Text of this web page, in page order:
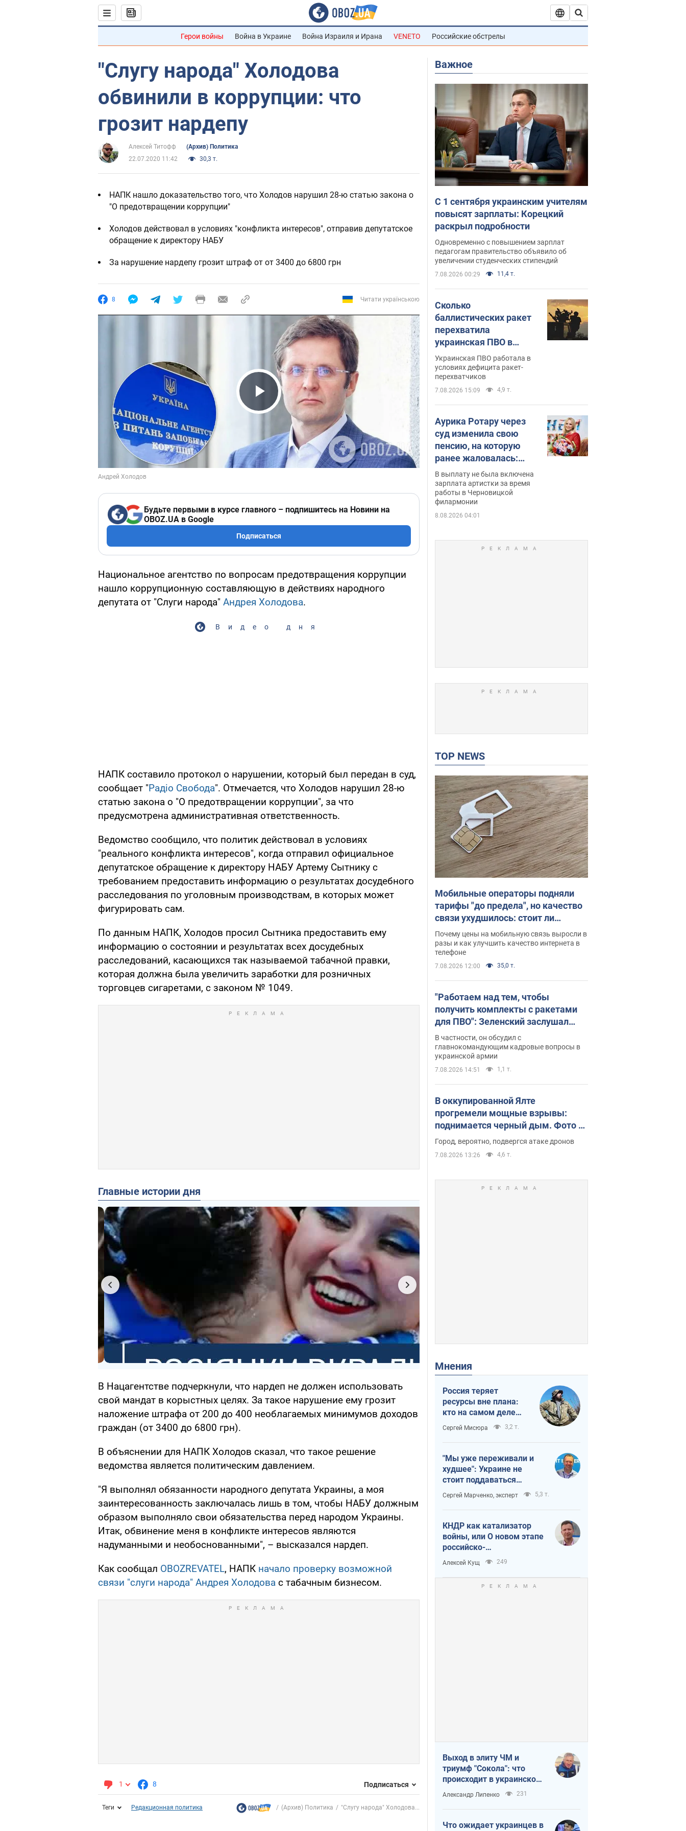
Герои войны Война в Украине Война Израиля и Ирана VENETO Российские обстрелы
"Слугу народа" Холодова
обвинили в коррупции: что
грозит нардепу
Алексей Титофф
(Архив) Политика
22.07.2020 11:42
30,3 т.
НАПК нашло доказательство того, что Холодов нарушил 28-ю статью закона о
"О предотвращении коррупции"
Холодов действовал в условиях "конфликта интересов", отправив депутатское
обращение к директору НАБУ
За нарушение нардепу грозит штраф от от 3400 до 6800 грн
8 Читати українською
Play Video
Будьте первыми в курсе главного – подпишитесь на Новини на
OBOZ.UA в Google
Подписаться
Национальное агентство по вопросам предотвращения коррупции
нашло коррупционную составляющую в действиях народного
депутата от "Слуги народа" Андрея Холодова.
Видео дня
НАПК составило протокол о нарушении, который был передан в суд,
сообщает "Радіо Свобода". Отмечается, что Холодов нарушил 28-ю
статью закона о "О предотвращении коррупции", за что
предусмотрена административная ответственность.
Ведомство сообщило, что политик действовал в условиях
"реального конфликта интересов", когда отправил официальное
депутатское обращение к директору НАБУ Артему Сытнику с
требованием предоставить информацию о результатах досудебного
расследования по уголовным производствам, в которых может
фигурировать сам.
По данным НАПК, Холодов просил Сытника предоставить ему
информацию о состоянии и результатах всех досудебных
расследований, касающихся так называемой табачной правки,
которая должна была увеличить заработки для розничных
торговцев сигаретами, с законом № 1049.
Главные истории дня
В Нацагентстве подчеркнули, что нардеп не должен использовать
свой мандат в корыстных целях. За такое нарушение ему грозит
наложение штрафа от 200 до 400 необлагаемых минимумов доходов
граждан (от 3400 до 6800 грн).
В объяснении для НАПК Холодов сказал, что такое решение
ведомства является политическим давлением.
"Я выполнял обязанности народного депутата Украины, а моя
заинтересованность заключалась лишь в том, чтобы НАБУ должным
образом выполняло свои обязательства перед народом Украины.
Итак, обвинение меня в конфликте интересов являются
надуманными и необоснованными", – высказался нардеп.
Как сообщал OBOZREVATEL, НАПК начало проверку возможной
связи "слуги народа" Андрея Холодова с табачным бизнесом.
1 8 Подписаться
Теги Редакционная политика (Архив) Политика "Слугу народа" Холодова...
Важное
С 1 сентября украинским учителям
повысят зарплаты: Корецкий
раскрыл подробности
Одновременно с повышением зарплат
педагогам правительство объявило об
увеличении студенческих стипендий
7.08.2026 00:29 11,4 т.
Сколько
баллистических ракет
перехватила
украинская ПВО в
июле: в Минобороны
назвали цифру
Украинская ПВО работала в
условиях дефицита ракет-
перехватчиков
7.08.2026 15:09 4,9 т.
Аурика Ротару через
суд изменила свою
пенсию, на которую
ранее жаловалась:
сколько получала
певица
В выплату не была включена
зарплата артистки за время
работы в Черновицкой
филармонии
8.08.2026 04:01
TOP NEWS
Мобильные операторы подняли
тарифы "до предела", но качество
связи ухудшилось: стоит ли
жаловаться на цены
Почему цены на мобильную связь выросли в
разы и как улучшить качество интернета в
телефоне
7.08.2026 12:00 35,0 т.
"Работаем над тем, чтобы
получить комплекты с ракетами
для ПВО": Зеленский заслушал
доклад Драпатого и объявил о
новых мерах
В частности, он обсудил с
главнокомандующим кадровые вопросы в
украинской армии
7.08.2026 14:51 1,1 т.
В оккупированной Ялте
прогремели мощные взрывы:
поднимается черный дым. Фото и
видео
Город, вероятно, подвергся атаке дронов
7.08.2026 13:26 4,6 т.
Мнения
Россия теряет
ресурсы вне плана:
кто на самом деле
диктует темп войны
Сергей Мисюра 3,2 т.
"Мы уже переживали и
худшее": Украине не
стоит поддаваться
отчаянию из-за
ракетного террора
Сергей Марченко, эксперт 5,3 т.
КНДР как катализатор
войны, или О новом этапе
российско-
северокорейского союза
Алексей Кущ 249
Выход в элиту ЧМ и
триумф "Сокола": что
происходит в украинском
хоккее
Александр Липенко 231
Что ожидает украинцев в